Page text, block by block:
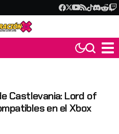
Castlevania: Lord of
en el Xbox